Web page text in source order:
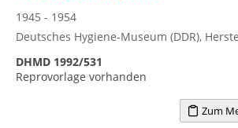
1945 - 1954
Deutsches Hygiene-Museum (DDR),
DHMD 1992/531
Reprovorlage vorhanden
Zum